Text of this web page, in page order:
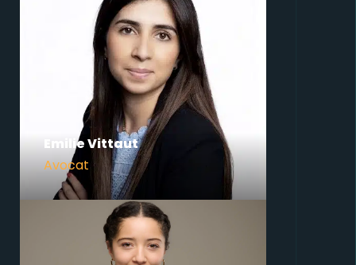
Emilie Vittaut
Avocat